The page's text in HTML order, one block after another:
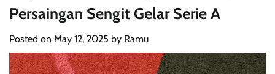
Persaingan Sengit Gelar Serie A
Posted on May 12, 2025 by Ramu